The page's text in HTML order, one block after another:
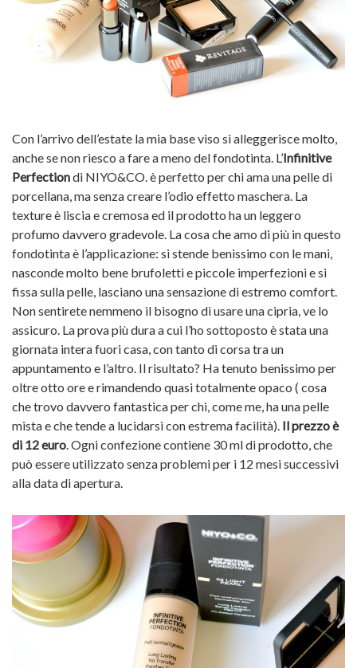
Con l’arrivo dell’estate la mia base viso si alleggerisce molto,
anche se non riesco a fare a meno del fondotinta. L’Infinitive
Perfectiondi NIYO&CO. è perfetto per chi ama una pelle di
porcellana, ma senza creare l’odio effetto maschera. La
texture è liscia e cremosa ed il prodotto ha un leggero
profumo davvero gradevole. La cosa che amo di più in questo
fondotinta è l’applicazione: si stende benissimo con le mani,
nasconde molto bene brufoletti e piccole imperfezioni e si
fissa sulla pelle, lasciano una sensazione di estremo comfort.
Non sentirete nemmeno il bisogno di usare una cipria, ve lo
assicuro. La prova più dura a cui l’ho sottoposto è stata una
giornata intera fuori casa, con tanto di corsa tra un
appuntamento e l’altro. Il risultato? Ha tenuto benissimo per
oltre otto ore e rimandendo quasi totalmente opaco ( cosa
che trovo davvero fantastica per chi, come me, ha una pelle
mista e che tende a lucidarsi con estrema facilità). Il prezzo è
di 12 euro . Ogni confezione contiene 30 ml di prodotto, che
può essere utilizzato senza problemi per i 12 mesi successivi
alla data di apertura.